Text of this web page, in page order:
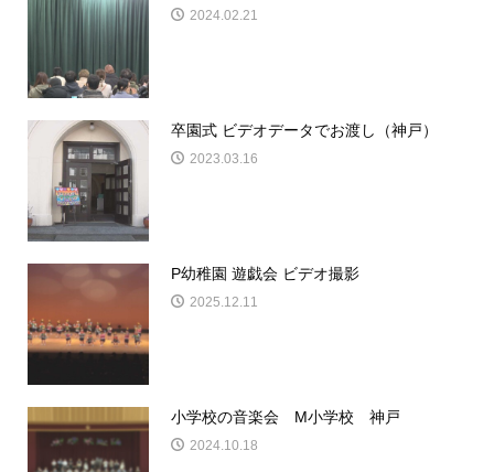
2024.02.21
卒園式 ビデオデータでお渡し（神戸）
2023.03.16
P幼稚園 遊戯会 ビデオ撮影
2025.12.11
小学校の音楽会 M小学校 神戸
2024.10.18